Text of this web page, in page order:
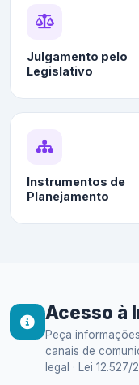
Julgamento pelo
Legislativo
Instrumentos de
Planejamento
Acesso à
Peça
canais de
legal · Lei 12.527/